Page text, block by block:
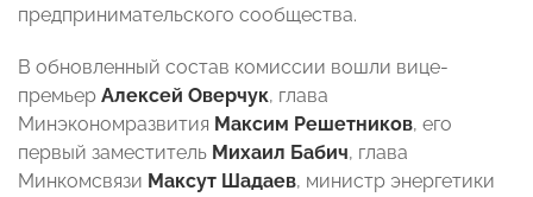
предпринимательского сообщества.
В обновленный состав комиссии вошли вице-
премьер Алексей Оверчук, глава
Минэкономразвития Максим Решетников, его
первый заместитель Михаил Бабич, глава
Минкомсвязи Максут Шадаев, министр энергетики